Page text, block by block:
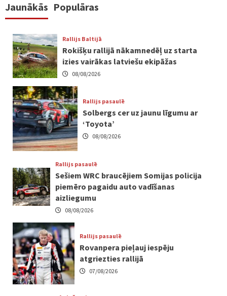
Jaunākās Populāras
Rallijs Baltijā
Rokišķu rallijā nākamnedēļ uz starta
izies vairākas latviešu ekipāžas
08/08/2026
Rallijs pasaulē
Solbergs cer uz jaunu līgumu ar
‘Toyota’
08/08/2026
Rallijs pasaulē
Sešiem WRC braucējiem Somijas policija
piemēro pagaidu auto vadīšanas
aizliegumu
08/08/2026
Rallijs pasaulē
Rovanpera pieļauj iespēju
atgriezties rallijā
07/08/2026